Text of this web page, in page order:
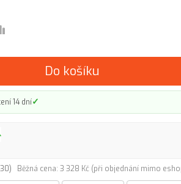
Do košíku
14 dní✓
Běžná cena: 3 328 Kč (při objednání mimo